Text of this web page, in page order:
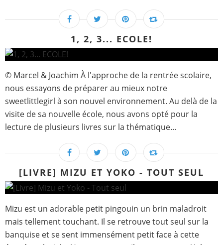
1, 2, 3... ECOLE!
© Marcel & Joachim À l'approche de la rentrée scolaire,
nous essayons de préparer au mieux notre
sweetlittlegirl à son nouvel environnement. Au delà de la
visite de sa nouvelle école, nous avons opté pour la
lecture de plusieurs livres sur la thématique...
[LIVRE] MIZU ET YOKO - TOUT SEUL
Mizu est un adorable petit pingouin un brin maladroit
mais tellement touchant. Il se retrouve tout seul sur la
banquise et se sent immensément petit face à cette